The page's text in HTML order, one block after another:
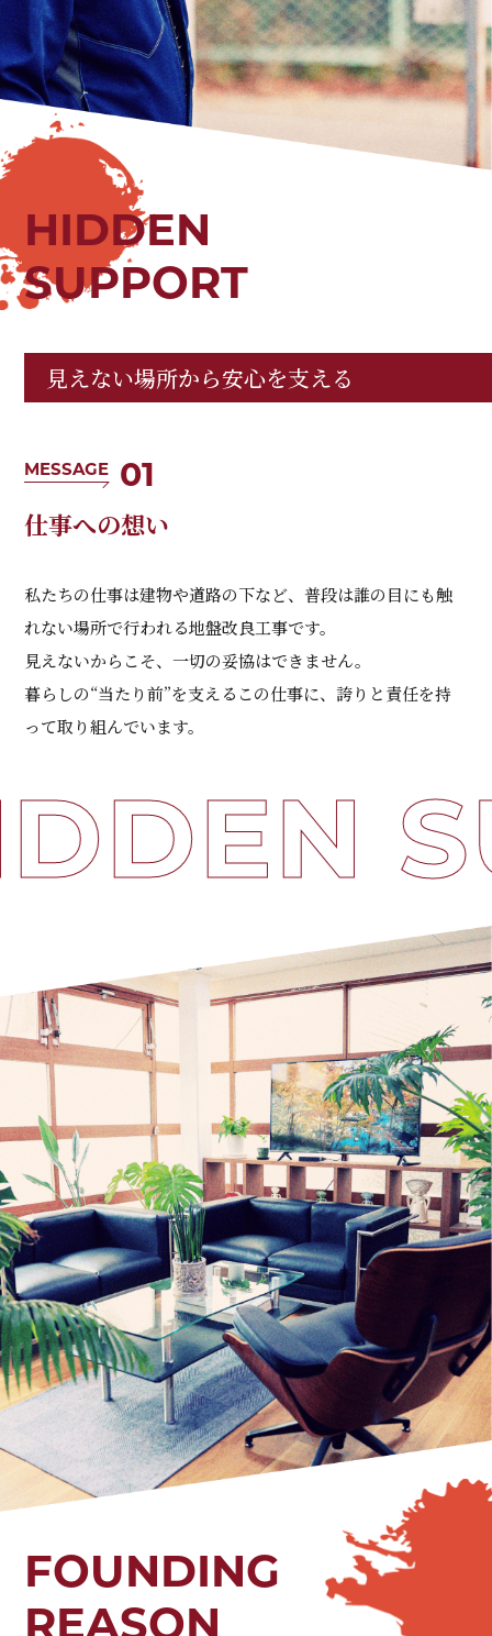
HIDDEN
SUPPORT
見えない場所から安心を支える
MESSAGE 01
仕事への想い
私たちの仕事は建物や道路の下など、普段は誰の目にも触
れない場所で行われる地盤改良工事です。
見えないからこそ、一切の妥協はできません。
暮らしの“当たり前”を支えるこの仕事に、誇りと責任を持
って取り組んでいます。
FOUNDING
REASON